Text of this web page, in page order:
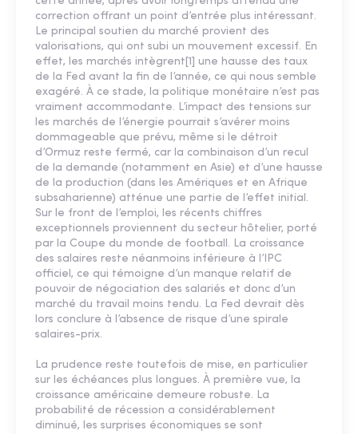
correction offrant un point d’entrée plus intéressant.
Le principal soutien du marché provient des
valorisations, qui ont subi un mouvement excessif. En
effet, les marchés intègrent[1] une hausse des taux
de la Fed avant la fin de l’année, ce qui nous semble
exagéré. À ce stade, la politique monétaire n’est pas
vraiment accommodante. L’impact des tensions sur
les marchés de l’énergie pourrait s’avérer moins
dommageable que prévu, même si le détroit
d’Ormuz reste fermé, car la combinaison d’un recul
de la demande (notamment en Asie) et d’une hausse
de la production (dans les Amériques et en Afrique
subsaharienne) atténue une partie de l’effet initial.
Sur le front de l’emploi, les récents chiffres
exceptionnels proviennent du secteur hôtelier, porté
par la Coupe du monde de football. La croissance
des salaires reste néanmoins inférieure à l’IPC
officiel, ce qui témoigne d’un manque relatif de
pouvoir de négociation des salariés et donc d’un
marché du travail moins tendu. La Fed devrait dès
lors conclure à l’absence de risque d’une spirale
salaires-prix.
La prudence reste toutefois de mise, en particulier
sur les échéances plus longues. À première vue, la
croissance américaine demeure robuste. La
probabilité de récession a considérablement
diminué, les surprises économiques se sont